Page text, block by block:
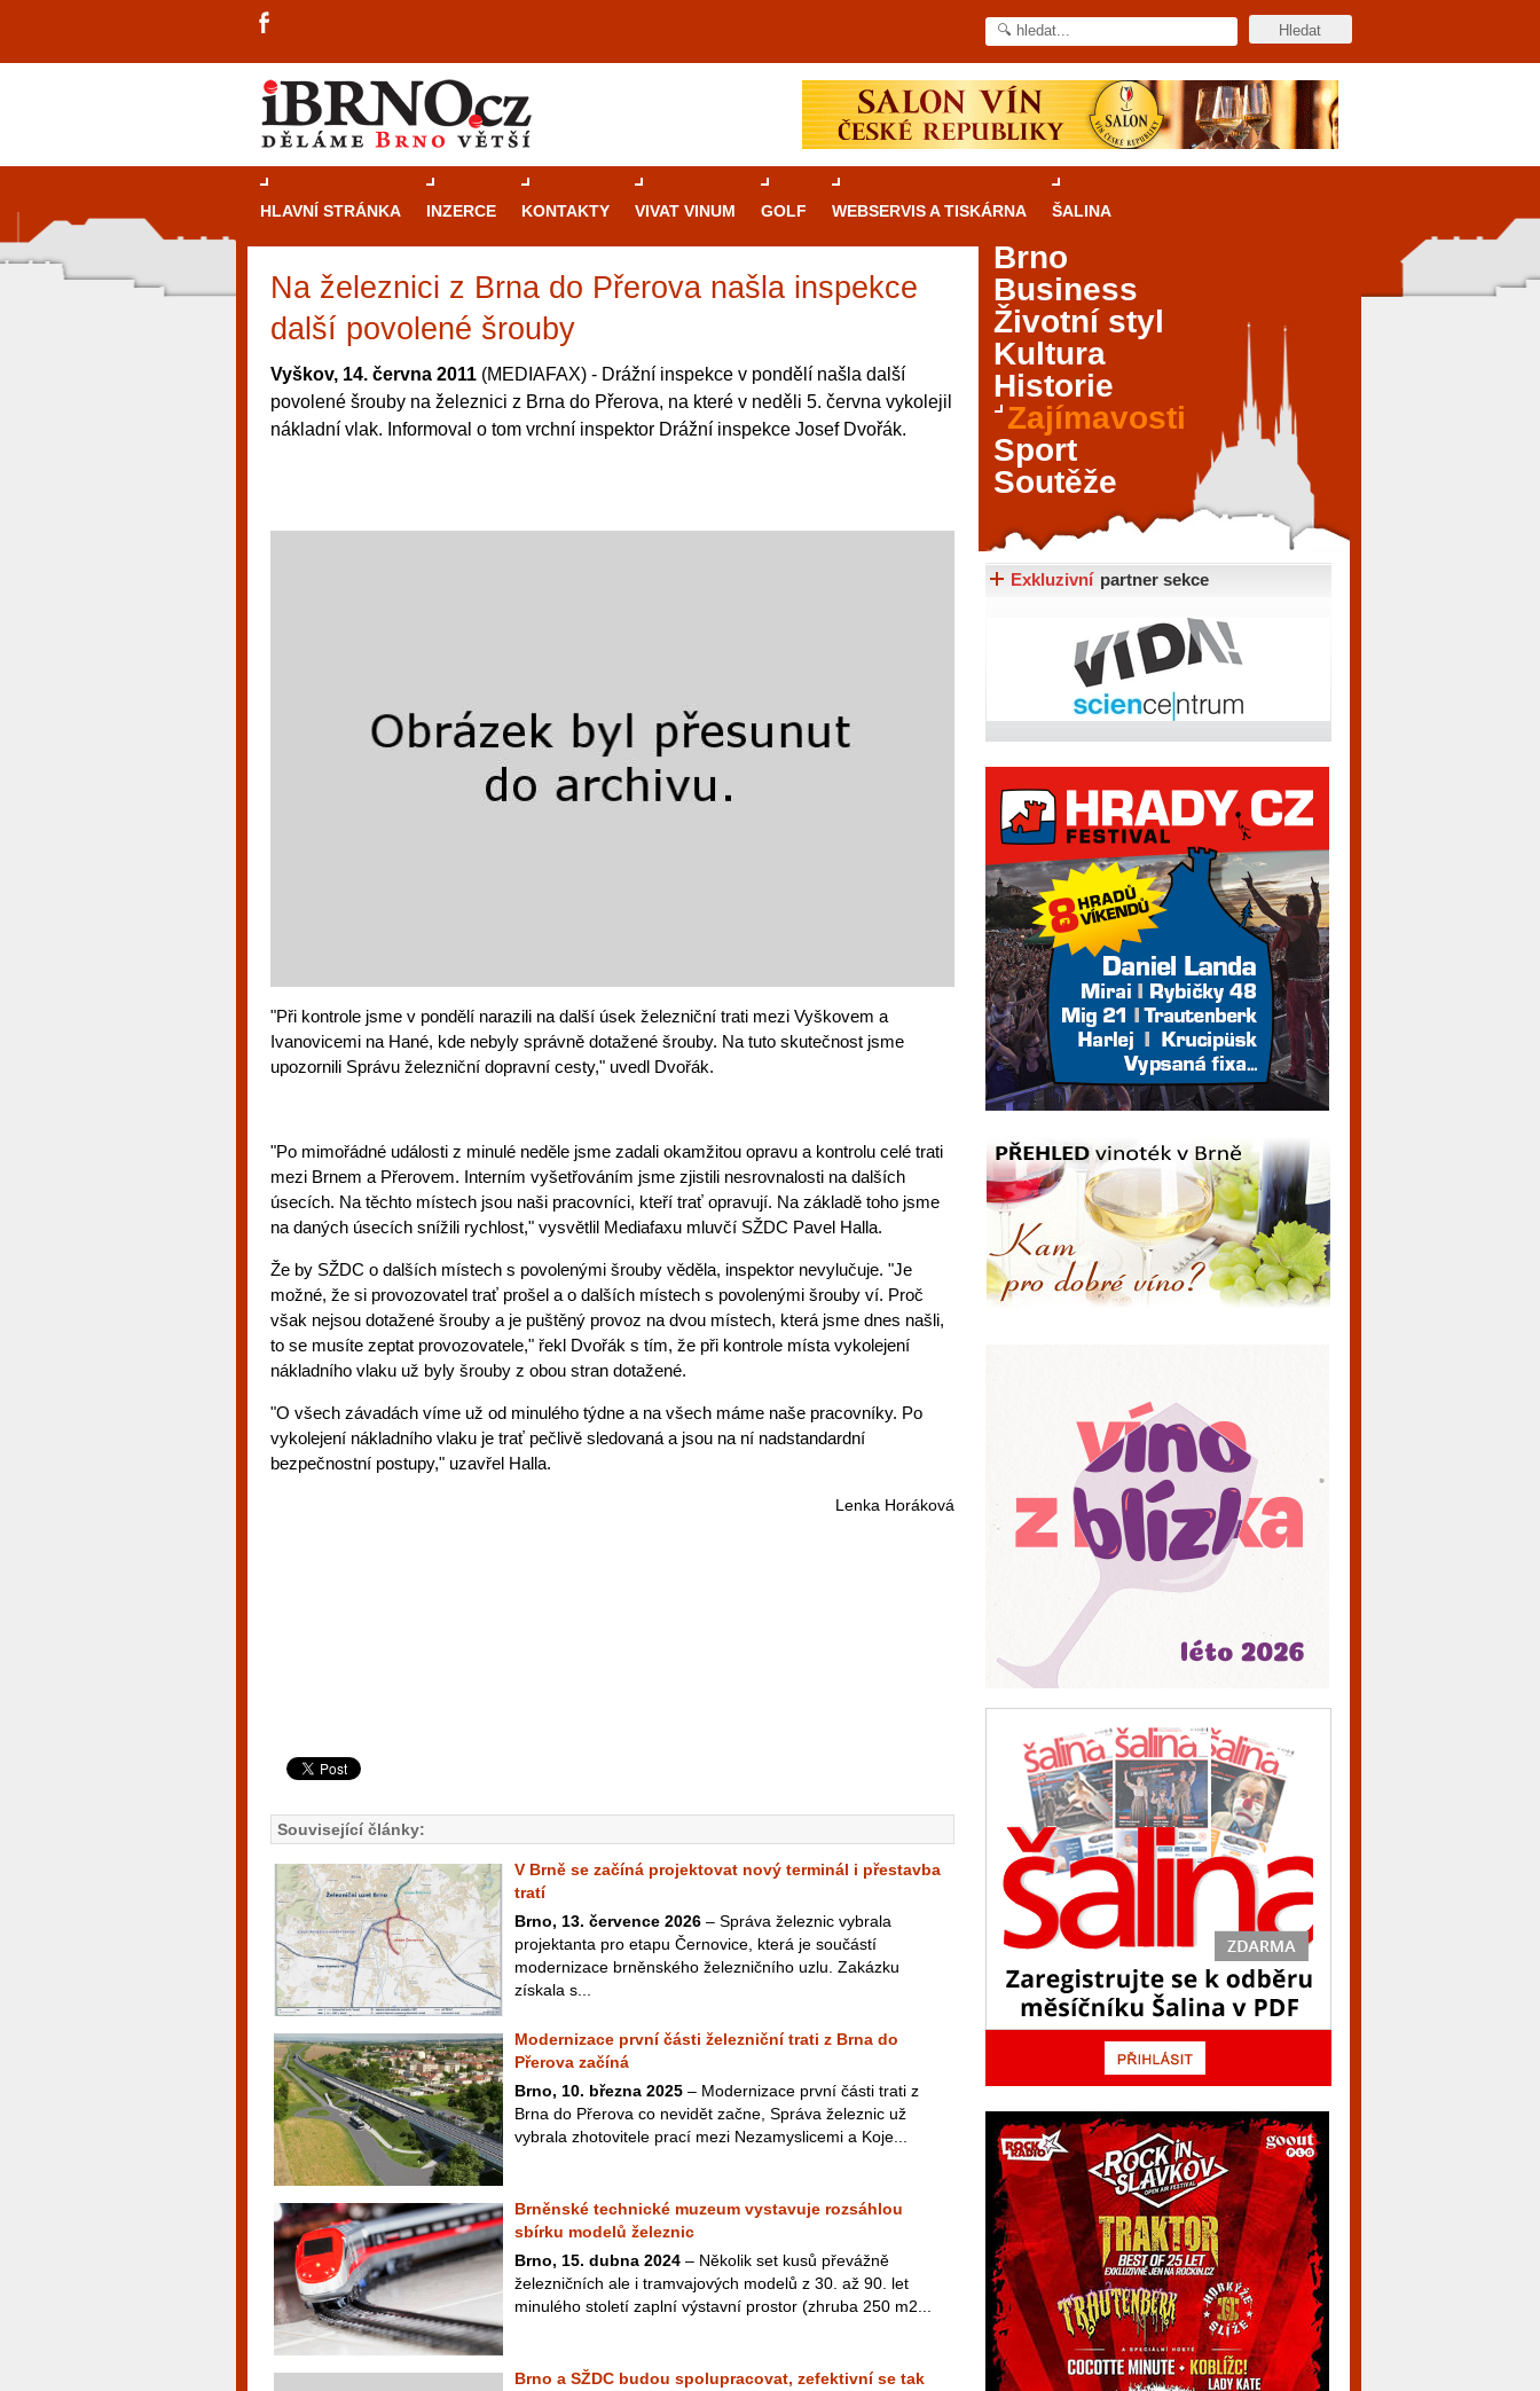
HLAVNÍ STRÁNKA INZERCE KONTAKTY VIVAT VINUM GOLF WEBSERVIS A TISKÁRNA ŠALINA
Na železnici z Brna do Přerova našla inspekce
další povolené šrouby
Vyškov, 14. června 2011 (MEDIAFAX) - Drážní inspekce v pondělí našla další
povolené šrouby na železnici z Brna do Přerova, na které v neděli 5. června vykolejil
nákladní vlak. Informoval o tom vrchní inspektor Drážní inspekce Josef Dvořák.
"Při kontrole jsme v pondělí narazili na další úsek železniční trati mezi Vyškovem a
Ivanovicemi na Hané, kde nebyly správně dotažené šrouby. Na tuto skutečnost jsme
upozornili Správu železniční dopravní cesty," uvedl Dvořák.
"Po mimořádné události z minulé neděle jsme zadali okamžitou opravu a kontrolu celé trati
mezi Brnem a Přerovem. Interním vyšetřováním jsme zjistili nesrovnalosti na dalších
úsecích. Na těchto místech jsou naši pracovníci, kteří trať opravují. Na základě toho jsme
na daných úsecích snížili rychlost," vysvětlil Mediafaxu mluvčí SŽDC Pavel Halla.
Že by SŽDC o dalších místech s povolenými šrouby věděla, inspektor nevylučuje. "Je
možné, že si provozovatel trať prošel a o dalších místech s povolenými šrouby ví. Proč
však nejsou dotažené šrouby a je puštěný provoz na dvou místech, která jsme dnes našli,
to se musíte zeptat provozovatele," řekl Dvořák s tím, že při kontrole místa vykolejení
nákladního vlaku už byly šrouby z obou stran dotažené.
"O všech závadách víme už od minulého týdne a na všech máme naše pracovníky. Po
vykolejení nákladního vlaku je trať pečlivě sledovaná a jsou na ní nadstandardní
bezpečnostní postupy," uzavřel Halla.
Lenka Horáková
Související články:
V Brně se začíná projektovat nový terminál i přestavba
tratí
Brno, 13. července 2026 – Správa železnic vybrala
projektanta pro etapu Černovice, která je součástí
modernizace brněnského železničního uzlu. Zakázku
získala s...
Modernizace první části železniční trati z Brna do
Přerova začíná
Brno, 10. března 2025 – Modernizace první části trati z
Brna do Přerova co nevidět začne, Správa železnic už
vybrala zhotovitele prací mezi Nezamyslicemi a Koje...
Brněnské technické muzeum vystavuje rozsáhlou
sbírku modelů železnic
Brno, 15. dubna 2024 – Několik set kusů převážně
železničních ale i tramvajových modelů z 30. až 90. let
minulého století zaplní výstavní prostor (zhruba 250 m2...
Brno a SŽDC budou spolupracovat, zefektivní se tak
Průvodcekasinovými hrami v Brně: Od
rulety po video automaty
Brno je městem známým pro zajímavé památky, skvělé
restaurace, divadla a univerzity. Mimo jiné je ale také
místem, kde si můžete legálně a bezpečně vyzkoušet
různé kasinové hry. V neustále kvetoucí moravské
Brno
Business
Životní styl
Kultura
Historie
Zajímavosti
Sport
Soutěže
Exkluzivní partner sekce